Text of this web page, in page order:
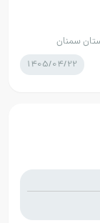
سمنان
1405/04/22